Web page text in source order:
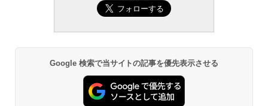
Google 検索で当サイトの記事を優先表示させる